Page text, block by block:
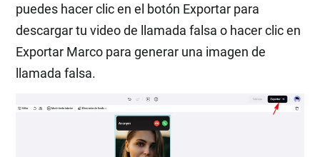
puedes hacer clic en el botón Exportar para
descargar tu video de llamada falsa o hacer clic en
Exportar Marco para generar una imagen de
llamada falsa.